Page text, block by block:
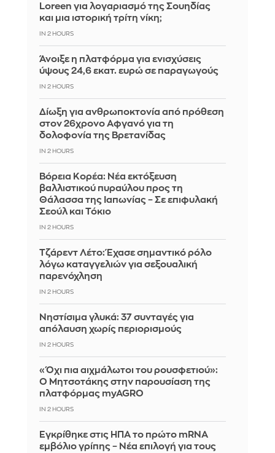
Loreen για λογαριασμό της Σουηδίας
και μια ιστορική τρίτη νίκη;
IN 2 HOURS
Άνοιξε η πλατφόρμα για ενισχύσεις
ύψους 24,6 εκατ. ευρώ σε παραγωγούς
IN 2 HOURS
Δίωξη για ανθρωποκτονία από πρόθεση
στον 26χρονο Αφγανό για τη
δολοφονία της Βρετανίδας
IN 2 HOURS
Βόρεια Κορέα: Νέα εκτόξευση
βαλλιστικού πυραύλου προς τη
Θάλασσα της Ιαπωνίας – Σε επιφυλακή
Σεούλ και Τόκιο
IN 2 HOURS
Τζάρεντ Λέτο: Έχασε σημαντικό ρόλο
λόγω καταγγελιών για σεξουαλική
παρενόχληση
IN 2 HOURS
Νηστίσιμα γλυκά: 37 συνταγές για
απόλαυση χωρίς περιορισμούς
IN 2 HOURS
«Όχι πια αιχμάλωτοι του ρουσφετιού»:
Ο Μητσοτάκης στην παρουσίαση της
πλατφόρμας myAGRO
IN 2 HOURS
Εγκρίθηκε στις ΗΠΑ το πρώτο mRNA
εμβόλιο γρίπης – Νέα επιλογή για τους